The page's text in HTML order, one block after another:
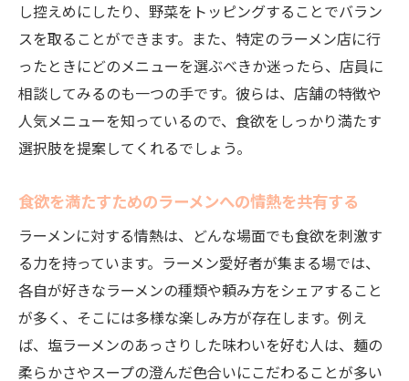
し控えめにしたり、野菜をトッピングすることでバラン
スを取ることができます。また、特定のラーメン店に行
ったときにどのメニューを選ぶべきか迷ったら、店員に
相談してみるのも一つの手です。彼らは、店舗の特徴や
人気メニューを知っているので、食欲をしっかり満たす
選択肢を提案してくれるでしょう。
食欲を満たすためのラーメンへの情熱を共有する
ラーメンに対する情熱は、どんな場面でも食欲を刺激す
る力を持っています。ラーメン愛好者が集まる場では、
各自が好きなラーメンの種類や頼み方をシェアすること
が多く、そこには多様な楽しみ方が存在します。例え
ば、塩ラーメンのあっさりした味わいを好む人は、麺の
柔らかさやスープの澄んだ色合いにこだわることが多い